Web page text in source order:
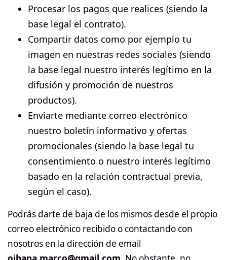
Procesar los pagos que realices (siendo la
base legal el contrato).
Compartir datos como por ejemplo tu
imagen en nuestras redes sociales (siendo
la base legal nuestro interés legítimo en la
difusión y promoción de nuestros
productos).
Enviarte mediante correo electrónico
nuestro boletín informativo y ofertas
promocionales (siendo la base legal tu
consentimiento o nuestro interés legítimo
basado en la relación contractual previa,
según el caso).
Podrás darte de baja de los mismos desde el propio
correo electrónico recibido o contactando con
nosotros en la dirección de email